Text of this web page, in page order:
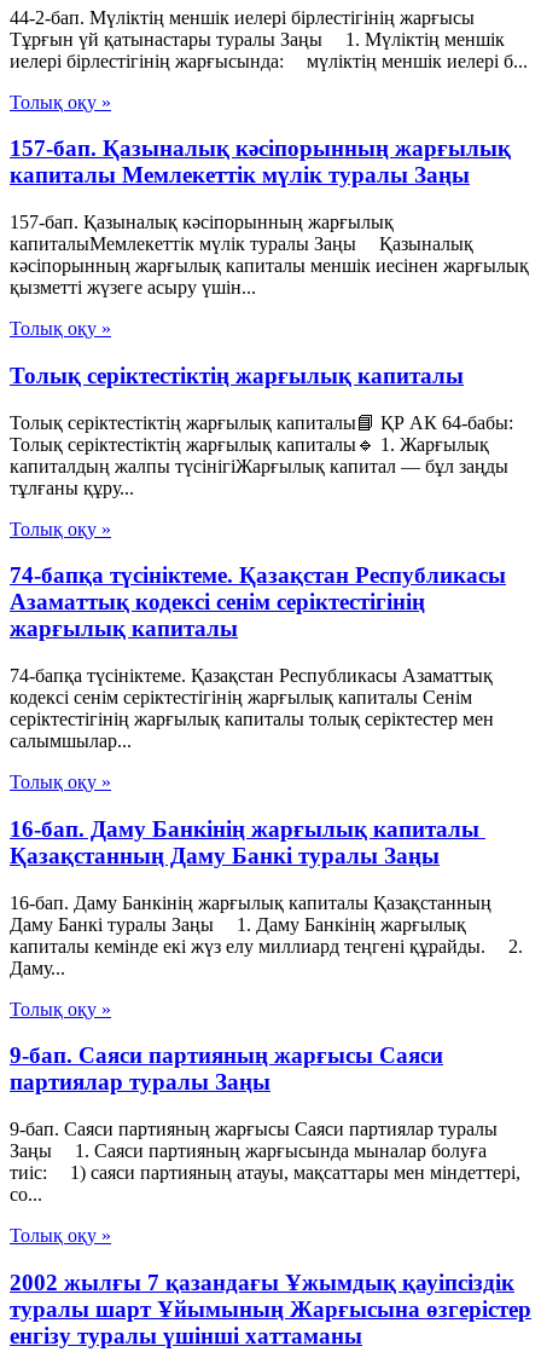
44-2-бап. Мүліктің меншік иелері бірлестігінің жарғысы
Тұрғын үй қатынастары туралы Заңы 1. Мүліктің меншік
иелері бірлестігінің жарғысында: мүліктің меншік иелері б...
Толық оқу »
157-бап. Қазыналық кәсіпорынның жарғылық
капиталы Мемлекеттік мүлік туралы Заңы
157-бап. Қазыналық кәсіпорынның жарғылық
капиталыМемлекеттік мүлік туралы Заңы Қазыналық
кәсіпорынның жарғылық капиталы меншік иесінен жарғылық
қызметті жүзеге асыру үшін...
Толық оқу »
Толық серіктестіктің жарғылық капиталы
Толық серіктестіктің жарғылық капиталы📘 ҚР АК 64-бабы:
Толық серіктестіктің жарғылық капиталы🔹 1. Жарғылық
капиталдың жалпы түсінігіЖарғылық капитал — бұл заңды
тұлғаны құру...
Толық оқу »
74-бапқа түсініктеме. Қазақстан Республикасы
Азаматтық кодексі сенім серіктестігінің
жарғылық капиталы
74-бапқа түсініктеме. Қазақстан Республикасы Азаматтық
кодексі сенім серіктестігінің жарғылық капиталы Сенім
серіктестігінің жарғылық капиталы толық серіктестер мен
салымшылар...
Толық оқу »
16-бап. Даму Банкiнiң жарғылық капиталы
Қазақстанның Даму Банкі туралы Заңы
16-бап. Даму Банкiнiң жарғылық капиталы Қазақстанның
Даму Банкі туралы Заңы 1. Даму Банкінің жарғылық
капиталы кемінде екі жүз елу миллиард теңгені құрайды. 2.
Даму...
Толық оқу »
9-бап. Саяси партияның жарғысы Саяси
партиялар туралы Заңы
9-бап. Саяси партияның жарғысы Саяси партиялар туралы
Заңы 1. Саяси партияның жарғысында мыналар болуға
тиiс: 1) саяси партияның атауы, мақсаттары мен мiндеттерi,
со...
Толық оқу »
2002 жылғы 7 қазандағы Ұжымдық қауіпсіздік
туралы шарт Ұйымының Жарғысына өзгерістер
енгізу туралы үшінші хаттаманы